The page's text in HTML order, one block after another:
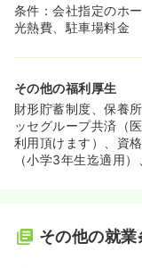
条件：会社指定のホ
光熱費、駐車場料金
その他の福利厚生
財形貯蓄制度、保養
ッセグループ共済（
利用頂けます）、資
（小学3年生迄適用
その他の就業